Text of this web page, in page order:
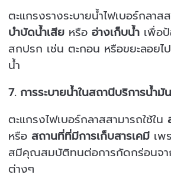
ตะแกรงรางระบายน้ำไฟเบอร์กลาส
บำบัดน้ำเสีย หรืออ่างเก็บน้ำ เพื่อ
สกปรก เช่น ตะกอน หรือขยะลอยไ
น้ำ
7. การระบายน้ำในสถานีบริการน้ำมัน
ตะแกรงไฟเบอร์กลาสสามารถใช้ใน
หรือสถานที่ที่มีการเก็บสารเคมี เพ
สมีคุณสมบัติทนต่อการกัดกร่อนจา
ต่างๆ